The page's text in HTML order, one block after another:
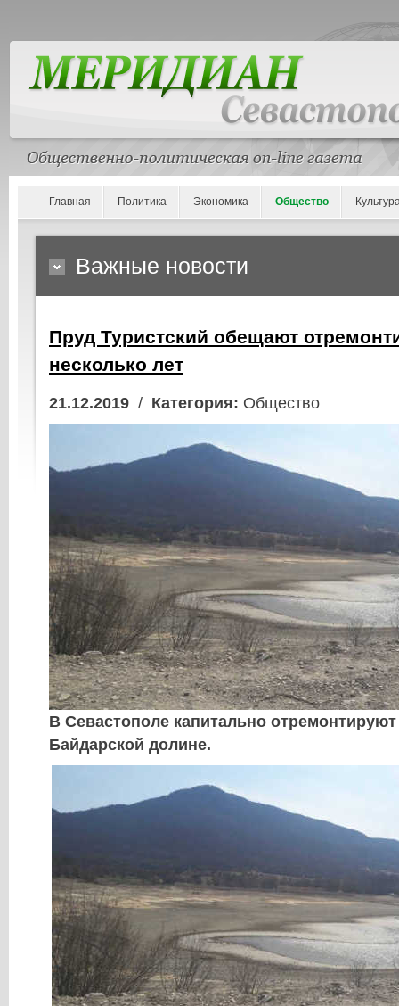
Главная Политика Экономика Общество
Важные новости
Пруд Туристский обещают
несколько лет
21.12.2019 / Категория: Общество
В Севастополе капитально
Байдарской долине.